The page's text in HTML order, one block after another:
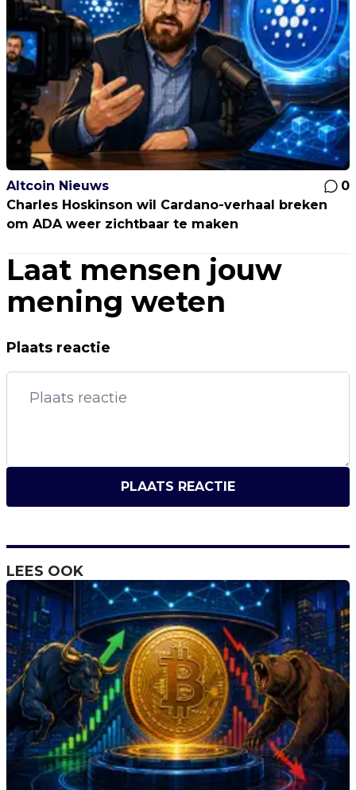
Altcoin Nieuws
0
Charles Hoskinson wil Cardano-verhaal breken
om ADA weer zichtbaar te maken
Laat mensen jouw
mening weten
Plaats reactie
PLAATS REACTIE
LEES OOK